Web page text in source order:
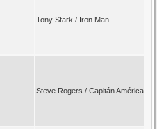
Tony Stark / Iron Man
Steve Rogers / Capitán América